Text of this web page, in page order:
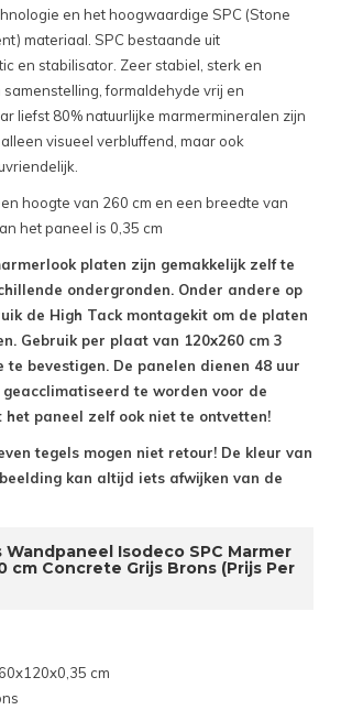
en het hoogwaardige SPC (Stone
materiaal. SPC bestaande uit
en stabilisator. Zeer stabiel, sterk en
samenstelling, formaldehyde vrij en
liefst 80% natuurlijke marmermineralen zijn
visueel verbluffend, maar ook
hoogte van 260 cm en een breedte van
het paneel is 0,35 cm
platen zijn gemakkelijk zelf te
ondergronden. Onder andere op
de High Tack montagekit om de platen
Gebruik per plaat van 120x260 cm 3
te bevestigen. De panelen dienen 48 uur
te worden voor de
het paneel zelf ook niet te ontvetten!
tegels mogen niet retour! De kleur van
kan altijd iets afwijken van de
Isodeco SPC Marmer
cm Concrete Grijs Brons (Prijs Per
cm